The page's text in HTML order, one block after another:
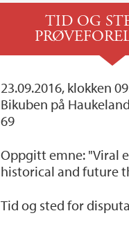
TID OG
23.09.2016, klokken
Bikuben på
69
Oppgitt emne: "Viral
historical and future
Tid og sted for